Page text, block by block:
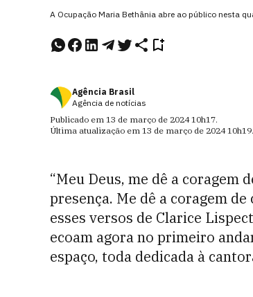
A Ocupação Maria Bethânia abre ao público nesta
Agência Brasil
Agência de notícias
Publicado em 13 de março de 2024 10h17.
Última atualização em 13 de março de 2024 10h19.
“Meu Deus, me dê a coragem
presença. Me dê a coragem
esses versos de Clarice
ecoam agora no primeiro
espaço, toda dedicada à